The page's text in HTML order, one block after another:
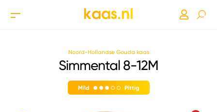
Noord-Hollandse Gouda kaas
Simmental 8-12M
Mild Pittig